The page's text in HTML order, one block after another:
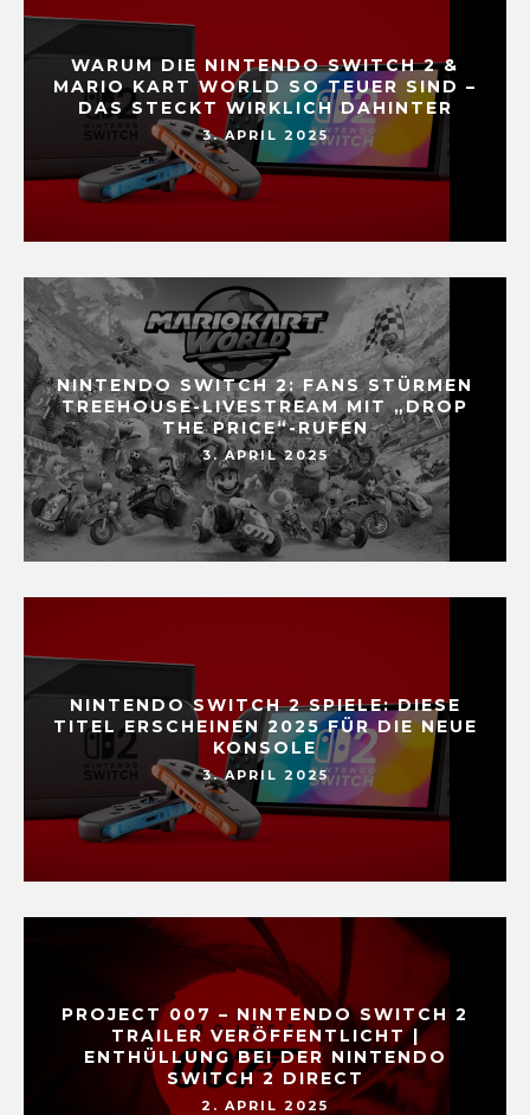
WARUM DIE NINTENDO SWITCH 2 &
MARIO KART WORLD SO TEUER SIND –
DAS STECKT WIRKLICH DAHINTER
3. APRIL 2025
NINTENDO SWITCH 2: FANS STÜRMEN
TREEHOUSE-LIVESTREAM MIT „DROP
THE PRICE“-RUFEN
3. APRIL 2025
NINTENDO SWITCH 2 SPIELE: DIESE
TITEL ERSCHEINEN 2025 FÜR DIE NEUE
KONSOLE
3. APRIL 2025
PROJECT 007 – NINTENDO SWITCH 2
TRAILER VERÖFFENTLICHT |
ENTHÜLLUNG BEI DER NINTENDO
SWITCH 2 DIRECT
2. APRIL 2025